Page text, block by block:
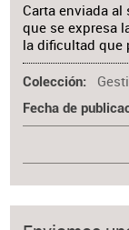
Carta enviada al
que se expresa
la dificultad que
Colección
Fecha de